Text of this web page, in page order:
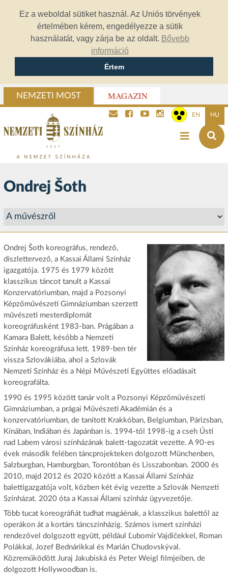
Ez a weboldal sütiket használ. Az Uniós törvények
értelmében kérem, engedélyezze a sütik
használatát, vagy zárja be az oldalt. Bővebb
információ
Értem
NEMZETI MOST MAGAZIN
EN HU
Ondrej Šoth
Ondrej Šoth koreográfus, rendező,
díszlettervező, a Kassai Állami Színház
igazgatója. 1975 és 1979 között
klasszikus táncot tanult a Kassai
Konzervatóriumban, majd a Pozsonyi
Képzőművészeti Gimnáziumban szerzett
művészeti mesterdiplomát
koreográfusként 1983-ban. Prágában a
Kamara Balett, később a Nemzeti
Színház koreográfusa lett. 1989-ben tér
vissza Szlovákiába, ahol a Szlovák
Nemzeti Színház és a Népi Művészeti Együttes előadásait
koreografálta.
1990 és 1995 között tanár volt a Pozsonyi Képzőművészeti
Gimnáziumban, a prágai Művészeti Akadémián és a
konzervatóriumban, de tanított Krakkóban, Belgiumban, Párizsban,
Kínában, Indiában és Japánban is. 1994-től 1998-ig a cseh Ústí
nad Labem városi színházának balett-tagozatát vezette. A 90-es
évek második felében táncprojekteken dolgozott Münchenben,
Salzburgban, Hamburgban, Torontóban és Lisszabonban. 2000 és
2010, majd 2012 és 2020 között a Kassai Állami Színház
balettigazgatója volt, közben két évig vezette a Szlovák Nemzeti
Színházat. 2020 óta a Kassai Állami színház ügyvezetője.
Több tucat koreográfiát tudhat magáénak, a klasszikus balettől az
operákon át a kortárs táncszínházig. Számos ismert színházi
rendezővel dolgozott együtt, például Ľubomír Vajdičekkel, Roman
Polákkal, Jozef Bednárikkal és Marián Chudovskýval.
Közreműködött Juraj Jakubiská és Peter Weigl filmjeiben, de
dolgozott Hollywoodban is.